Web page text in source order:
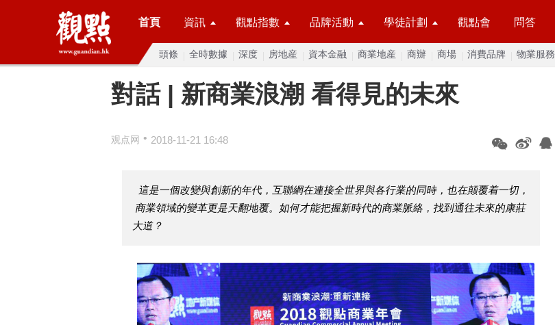
首頁 資訊 觀點指數 品牌活動 學徒計劃 觀點會 問答
頭條 全時數據 深度 房地産 資本金融 商業地産 商辦 商場 消費品牌 物業服務
對話 | 新商業浪潮 看得見的未來
观点网 • 2018-11-21 16:48
這是一個改變與創新的年代，互聯網在連接全世界與各行業的同時，也在颠覆着一切，
商業領域的變革更是天翻地覆。如何才能把握新時代的商業脈絡，找到通往未來的康莊
大道？